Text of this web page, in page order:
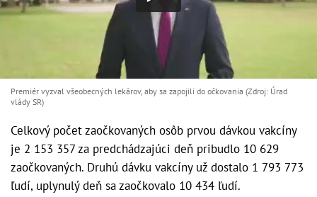
Premiér vyzval všeobecných lekárov, aby sa zapojili do očkovania (Zdroj: Úrad
vlády SR)
Celkový počet zaočkovaných osôb prvou dávkou vakcíny
je 2 153 357 za predchádzajúci deň pribudlo 10 629
zaočkovaných. Druhú dávku vakcíny už dostalo 1 793 773
ľudí, uplynulý deň sa zaočkovalo 10 434 ľudí.